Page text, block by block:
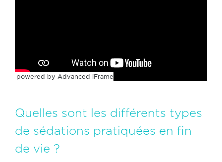
powered by Advanced iFrame
Quelles sont les différents types
de sédations pratiquées en fin
de vie ?